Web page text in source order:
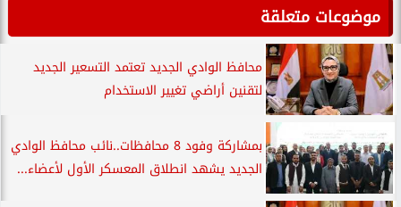
موضوعات متعلقة
محافظ الوادي الجديد تعتمد التسعير الجديد
لتقنين أراضي تغيير الاستخدام
بمشاركة وفود 8 محافظات..نائب محافظ الوادي
الجديد يشهد انطلاق المعسكر الأول لأعضاء...